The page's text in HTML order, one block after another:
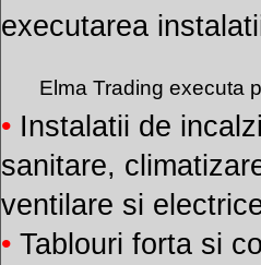
executarea
Elma Trading executa
• Instalatii de
sanitare,
ventilare si
• Tablouri forta si